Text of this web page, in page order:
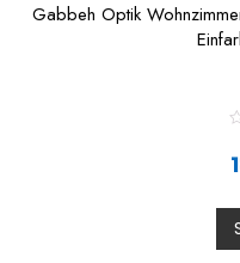
Gabbeh Optik
0
o
u
t